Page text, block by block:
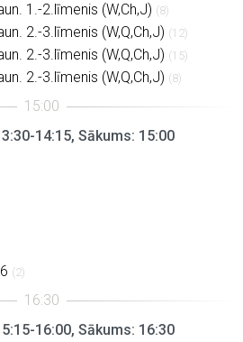
1.-2.līmenis (W,Ch,J) (8)
2.-3.līmenis (W,Q,Ch,J) (12)
2.-3.līmenis (W,Q,Ch,J) (15)
2.-3.līmenis (W,Q,Ch,J) (8)
14:15, Sākums: 15:00
(2)
16:00, Sākums: 16:30